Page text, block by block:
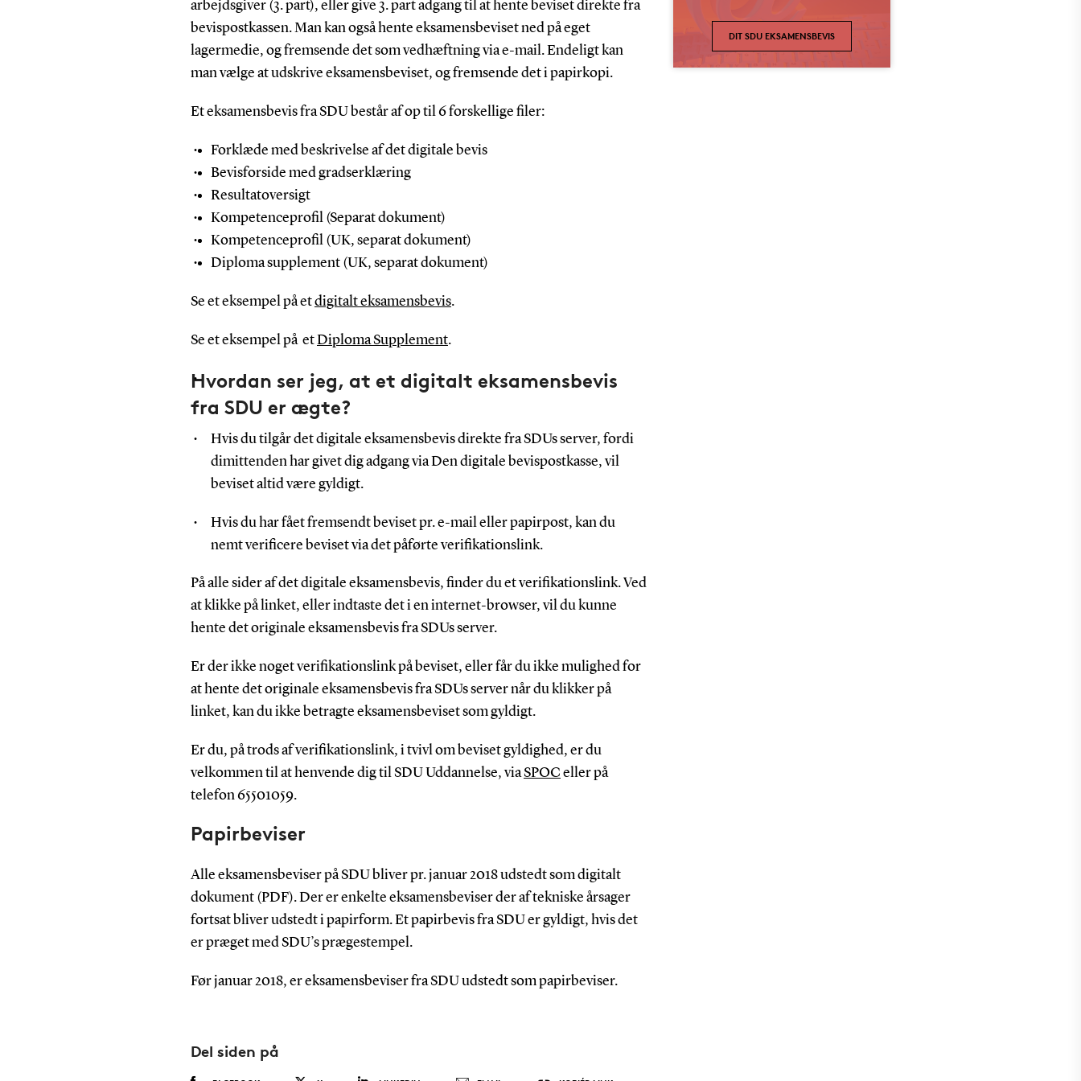
arbejdsgiver (3. part), eller give 3. part adgang til at hente beviset direkte fra
bevispostkassen. Man kan også hente eksamensbeviset ned på eget
lagermedie, og fremsende det som vedhæftning via e-mail. Endeligt kan
man vælge at udskrive eksamensbeviset, og fremsende det i papirkopi.
Et eksamensbevis fra SDU består af op til 6 forskellige filer:
Forklæde med beskrivelse af det digitale bevis
Bevisforside med gradserklæring
Resultatoversigt
Kompetenceprofil (Separat dokument)
Kompetenceprofil (UK, separat dokument)
Diploma supplement (UK, separat dokument)
Se et eksempel på etdigitalt eksamensbevis.
Se et eksempel på etDiploma Supplement.
Hvordan ser jeg, at et digitalt eksamensbevis
fra SDU er ægte?
Hvis du tilgår det digitale eksamensbevis direkte fra SDUs server, fordi
dimittenden har givet dig adgang via Den digitale bevispostkasse, vil
beviset altid være gyldigt.
Hvis du har fået fremsendt beviset pr. e-mail eller papirpost, kan du
nemt verificere beviset via det påførte verifikationslink.
På alle sider af det digitale eksamensbevis, finder du et verifikationslink. Ved
at klikke på linket, eller indtaste det i en internet-browser, vil du kunne
hente det originale eksamensbevis fra SDUs server.
Er der ikke noget verifikationslink på beviset, eller får du ikke mulighed for
at hente det originale eksamensbevis fra SDUs server når du klikker på
linket, kan du ikke betragte eksamensbeviset som gyldigt.
Er du, på trods af verifikationslink, i tvivl om beviset gyldighed, er du
velkommen til at henvende dig til SDU Uddannelse, viaSPOC eller på
telefon 65501059.
Papirbeviser
Alle eksamensbeviser på SDU bliver pr. januar 2018 udstedt som digitalt
dokument (PDF). Der er enkelte eksamensbeviser der af tekniske årsager
fortsat bliver udstedt i papirform. Et papirbevis fra SDU er gyldigt, hvis det
er præget med SDU’s prægestempel.
Før januar 2018, er eksamensbeviser fra SDU udstedt som papirbeviser.
DIT SDU EKSAMENSBEVIS
Del siden på